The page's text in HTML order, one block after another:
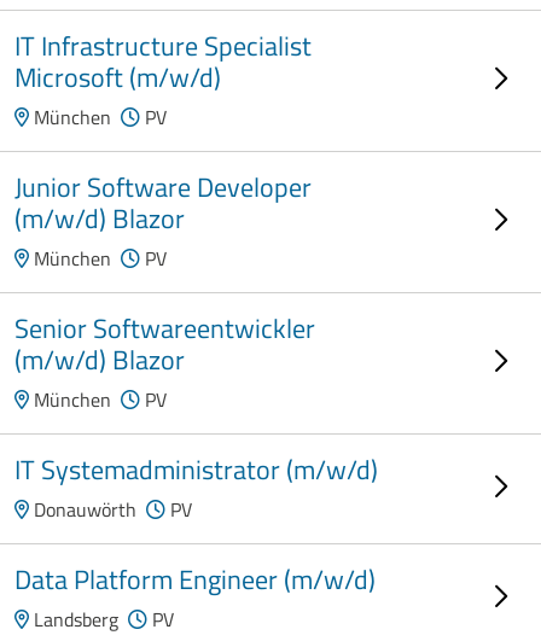
IT Infrastructure Specialist
Microsoft (m/w/d)
München PV
Junior Software Developer
(m/w/d) Blazor
München PV
Senior Softwareentwickler
(m/w/d) Blazor
München PV
IT Systemadministrator (m/w/d)
Donauwörth PV
Data Platform Engineer (m/w/d)
Landsberg PV